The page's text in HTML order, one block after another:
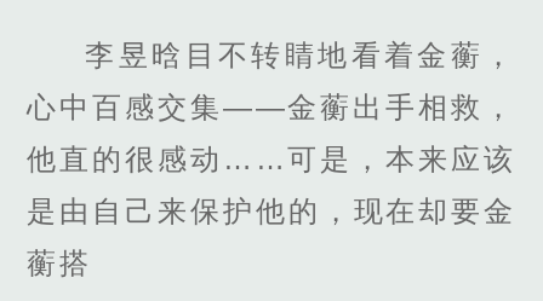
李昱晗目不转睛地看着金蘅，
心中百感交集——金蘅出手相救，
他直的很感动……可是，本来应该
是由自己来保护他的，现在却要金
蘅搭